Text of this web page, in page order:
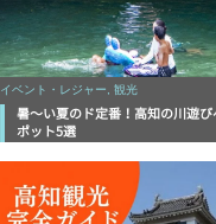
イベント・レジャー, 観光
暑～い夏のド定番！高知の川遊び
ポット5選